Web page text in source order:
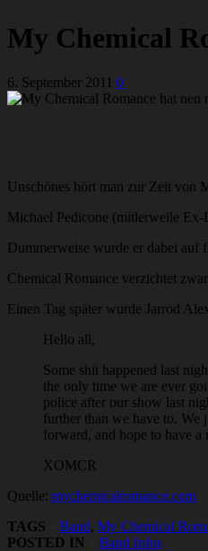
My Chemical
6. September 2011 0
Unschönes hört man zur Zeit von
Michael Pedicone (mitlerweile
Dummerweise wurde er dabei auf
Chemical Romance verzichtet
Einen Tag später wurde Jarrod
Hello all,
Some shit happened last
the only time we are ever
police after our show last
further than we have to. We
forward, and hope to have
XOMCR
Quelle: mychemicalromance.com
TAGS
Band, My Chemical
POSTED IN
Band Infos